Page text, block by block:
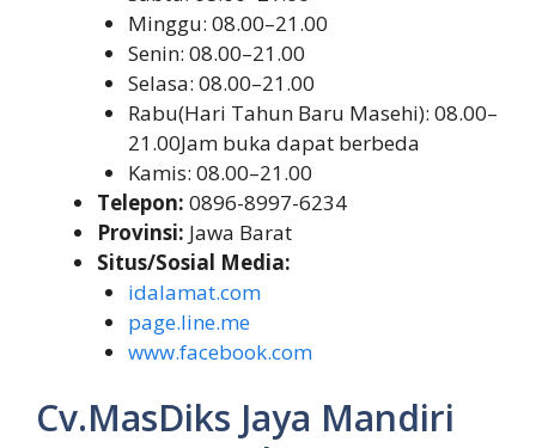
Minggu: 08.00–21.00
Senin: 08.00–21.00
Selasa: 08.00–21.00
Rabu(Hari Tahun Baru Masehi): 08.00–
21.00Jam buka dapat berbeda
Kamis: 08.00–21.00
Telepon: 0896-8997-6234
Provinsi: Jawa Barat
Situs/Sosial Media:
idalamat.com
page.line.me
www.facebook.com
Cv.MasDiks Jaya Mandiri